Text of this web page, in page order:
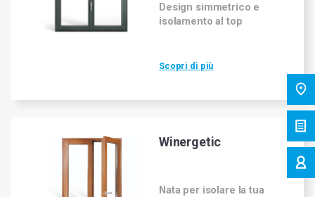
Design simmetrico e
isolamento al top
Scopri di più
Winergetic
Nata per isolare la tua